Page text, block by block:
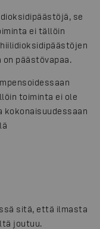
se
ei tällöin
on päästövapaa.
toiminta ei ole
sitä, että ilmasta
joutuu.